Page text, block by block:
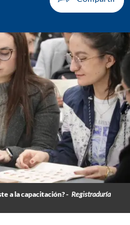
a la capacitación? - Registraduría